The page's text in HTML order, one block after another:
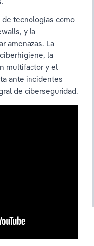
de tecnologías como
y la
amenazas. La
la
multifactor y el
ante incidentes
de ciberseguridad.